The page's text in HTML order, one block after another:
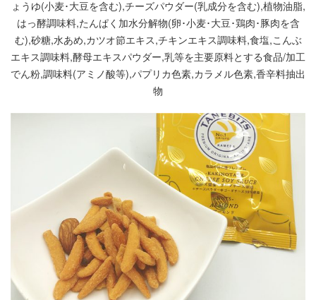
ょうゆ(小麦･大豆を含む),チーズパウダー(乳成分を含む),植物油脂,
はっ酵調味料,たんぱく加水分解物(卵･小麦･大豆･鶏肉･豚肉を含
む),砂糖,水あめ,カツオ節エキス,チキンエキス調味料,食塩,こんぶ
エキス調味料,酵母エキスパウダー,乳等を主要原料とする食品/加工
でん粉,調味料(アミノ酸等),パプリカ色素,カラメル色素,香辛料抽出
物